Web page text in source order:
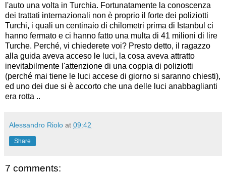
l'auto una volta in Turchia. Fortunatamente la conoscenza
dei trattati internazionali non è proprio il forte dei poliziotti
Turchi, i quali un centinaio di chilometri prima di Istanbul ci
hanno fermato e ci hanno fatto una multa di 41 milioni di lire
Turche. Perché, vi chiederete voi? Presto detto, il ragazzo
alla guida aveva acceso le luci, la cosa aveva attratto
inevitabilmente l'attenzione di una coppia di poliziotti
(perché mai tiene le luci accese di giorno si saranno chiesti),
ed uno dei due si è accorto che una delle luci anabbaglianti
era rotta ..
Alessandro Riolo at 09:42
Share
7 comments: